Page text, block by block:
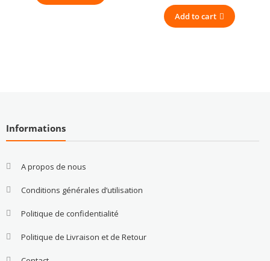
Add to cart
Informations
A propos de nous
Conditions générales d’utilisation
Politique de confidentialité
Politique de Livraison et de Retour